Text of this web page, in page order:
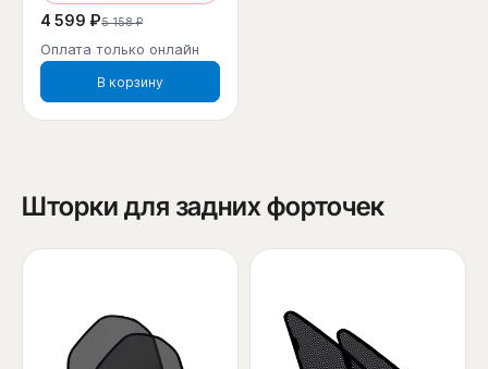
4 599 ₽5 158 ₽
Оплата только онлайн
В корзину
Шторки для задних форточек